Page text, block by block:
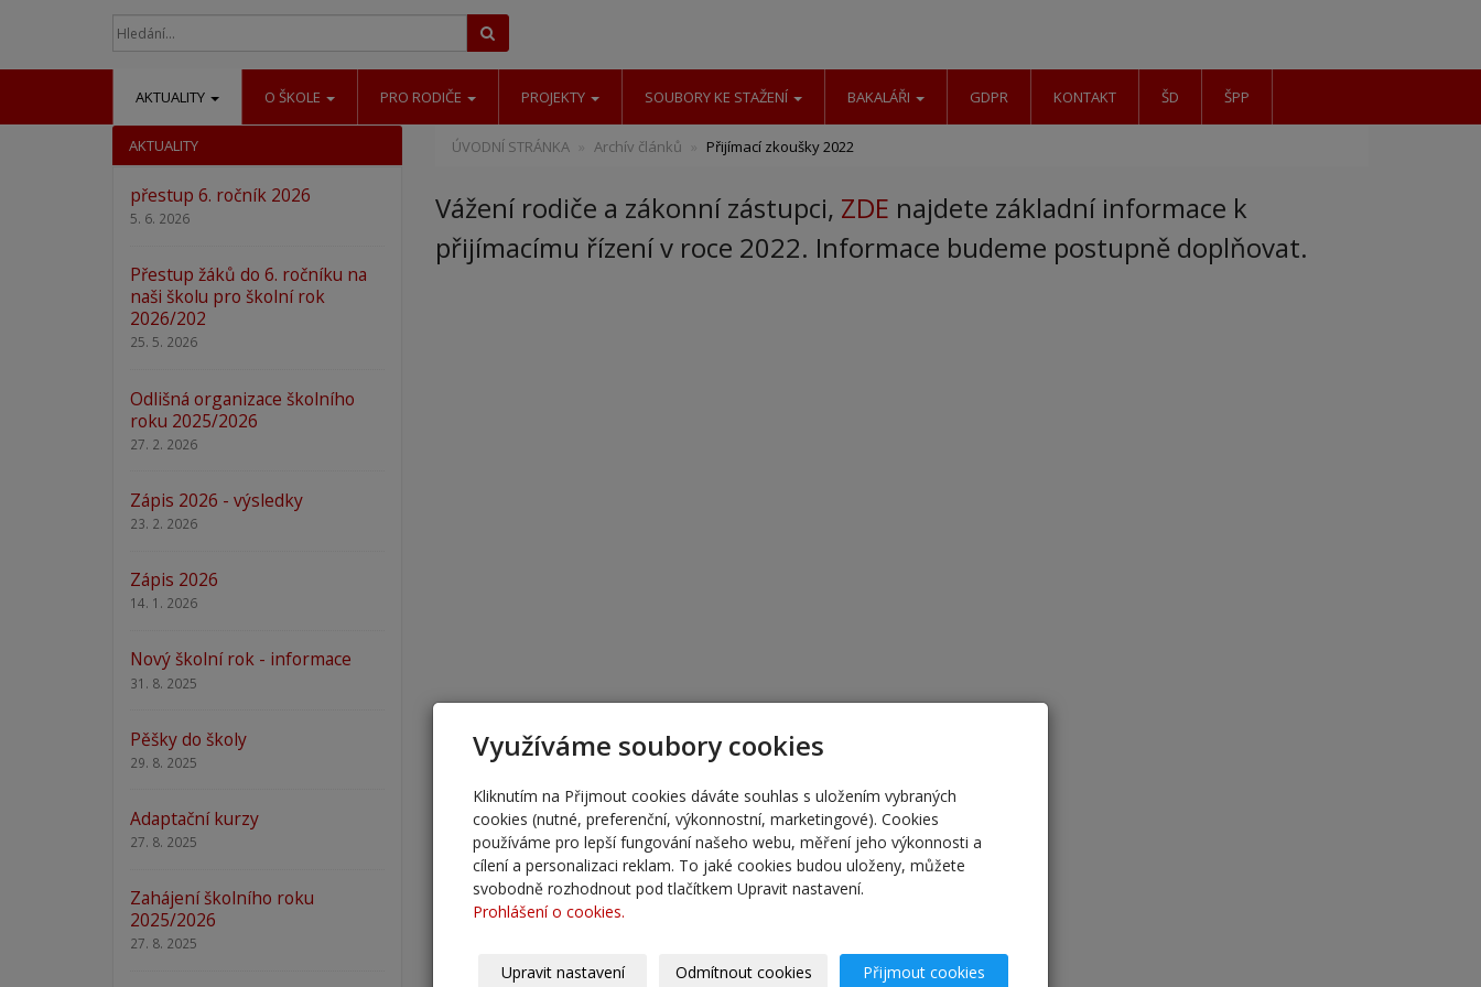
AKTUALITY O ŠKOLE PRO RODIČE PROJEKTY SOUBORY KE STAŽENÍ BAKALÁŘI GDPR KONTAKT ŠD ŠPP
ÚVODNÍ STRÁNKA Archív článků Přijímací zkoušky 2022
Vážení rodiče a zákonní zástupci, ZDE najdete základní informace k
přijímacímu řízení v roce 2022. Informace budeme postupně doplňovat.
AKTUALITY
přestup 6. ročník 2026
5. 6. 2026
Přestup žáků do 6. ročníku na
naši školu pro školní rok
2026/202
25. 5. 2026
Odlišná organizace školního
roku 2025/2026
27. 2. 2026
Zápis 2026 - výsledky
23. 2. 2026
Zápis 2026
14. 1. 2026
Nový školní rok - informace
31. 8. 2025
Pěšky do školy
29. 8. 2025
Adaptační kurzy
27. 8. 2025
Zahájení školního roku
2025/2026
27. 8. 2025
Využíváme soubory cookies
Kliknutím na Přijmout cookies dáváte souhlas s uložením vybraných
cookies (nutné, preferenční, výkonnostní, marketingové). Cookies
používáme pro lepší fungování našeho webu, měření jeho výkonnosti a
cílení a personalizaci reklam. To jaké cookies budou uloženy, můžete
svobodně rozhodnout pod tlačítkem Upravit nastavení.
Prohlášení o cookies.
Upravit nastavení Odmítnout cookies Přijmout cookies